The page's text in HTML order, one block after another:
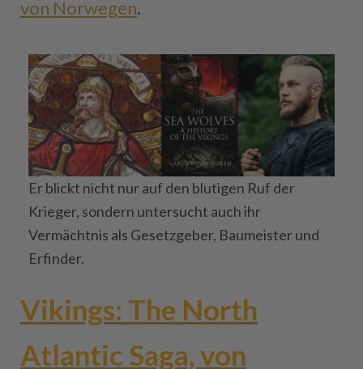
von Norwegen.
Er blickt nicht nur auf den blutigen Ruf der
Krieger, sondern untersucht auch ihr
Vermächtnis als Gesetzgeber, Baumeister und
Erfinder.
Vikings: The North
Atlantic Saga, von